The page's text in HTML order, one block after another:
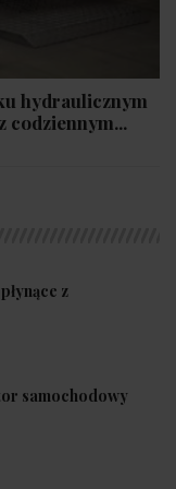
hydraulicznym
codziennym...
z
samochodowy